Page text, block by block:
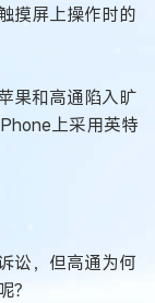
摸屏上操作时的
果和高通陷入旷
上采用英特
讼，但高通为何
？